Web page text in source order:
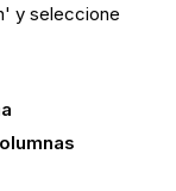
y seleccione